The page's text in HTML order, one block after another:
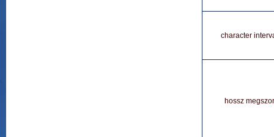
character
hossz